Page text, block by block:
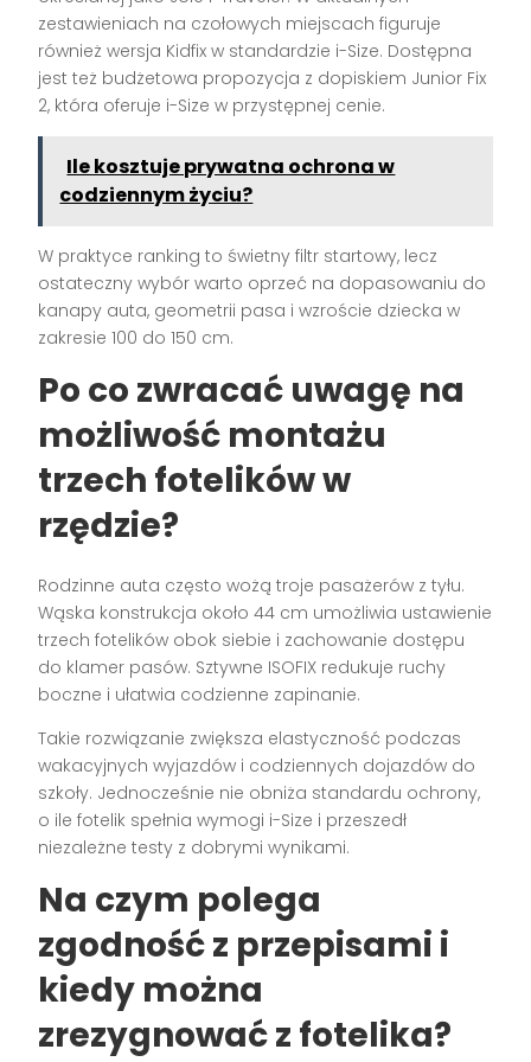
zestawieniach na czołowych miejscach figuruje
również wersja Kidfix w standardzie i-Size. Dostępna
jest też budżetowa propozycja z dopiskiem Junior Fix
2, która oferuje i-Size w przystępnej cenie.
Ile kosztuje prywatna ochrona w
codziennym życiu?
W praktyce ranking to świetny filtr startowy, lecz
ostateczny wybór warto oprzeć na dopasowaniu do
kanapy auta, geometrii pasa i wzroście dziecka w
zakresie 100 do 150 cm.
Po co zwracać uwagę na
możliwość montażu
trzech fotelików w
rzędzie?
Rodzinne auta często wożą troje pasażerów z tyłu.
Wąska konstrukcja około 44 cm umożliwia ustawienie
trzech fotelików obok siebie i zachowanie dostępu
do klamer pasów. Sztywne ISOFIX redukuje ruchy
boczne i ułatwia codzienne zapinanie.
Takie rozwiązanie zwiększa elastyczność podczas
wakacyjnych wyjazdów i codziennych dojazdów do
szkoły. Jednocześnie nie obniża standardu ochrony,
o ile fotelik spełnia wymogi i-Size i przeszedł
niezależne testy z dobrymi wynikami.
Na czym polega
zgodność z przepisami i
kiedy można
zrezygnować z fotelika?